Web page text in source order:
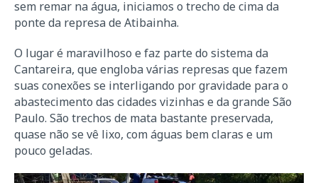
sem remar na água, iniciamos o trecho de cima da
ponte da represa de Atibainha.
O lugar é maravilhoso e faz parte do sistema da
Cantareira, que engloba várias represas que fazem
suas conexões se interligando por gravidade para o
abastecimento das cidades vizinhas e da grande São
Paulo. São trechos de mata bastante preservada,
quase não se vê lixo, com águas bem claras e um
pouco geladas.